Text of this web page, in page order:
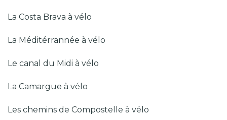
La Costa Brava à vélo
La Méditérrannée à vélo
Le canal du Midi à vélo
La Camargue à vélo
Les chemins de Compostelle à vélo